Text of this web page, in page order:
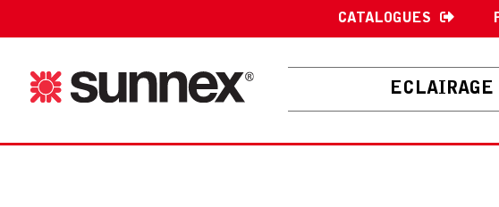
CATALOGUES
ECLAIRAGE